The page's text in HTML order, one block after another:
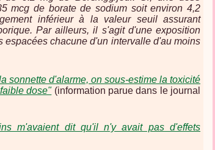
mcg de borate de sodium soit environ 4,2
inférieur à la valeur seuil assurant
Par ailleurs, il s'agit d'une exposition
espacées chacune d'un intervalle d'au moins
sonnette d'alarme, on sous-estime la toxicité
dose"(information parue dans le journal
m'avaient dit qu'il n'y avait pas d'effets